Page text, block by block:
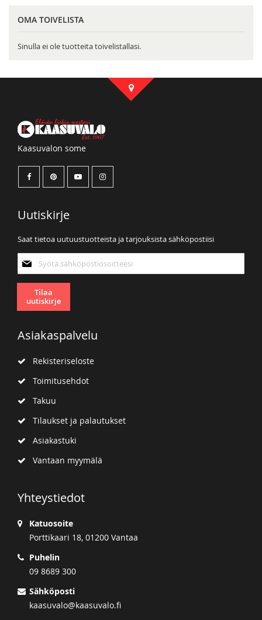
OMA TOIVELISTA
Sinulla ei ole tuotteita toivelistallasi.
Kaasuvalon some
Uutiskirje
Saat tietoa uutuustuotteista ja tarjouksista sähköpostiisi
uutiskirjeemme:
Tilaa
uutiskirje
Asiakaspalvelu
Rekisteriseloste
Toimitusehdot
Takuu
Tilaukset ja palautukset
Asiakastuki
Vantaan myymälä
Yhteystiedot
Katuosoite
Porttikaari 18, 01200 Vantaa
Puhelin
09 8689 300
Sähköposti
kaasuvalo@kaasuvalo.fi